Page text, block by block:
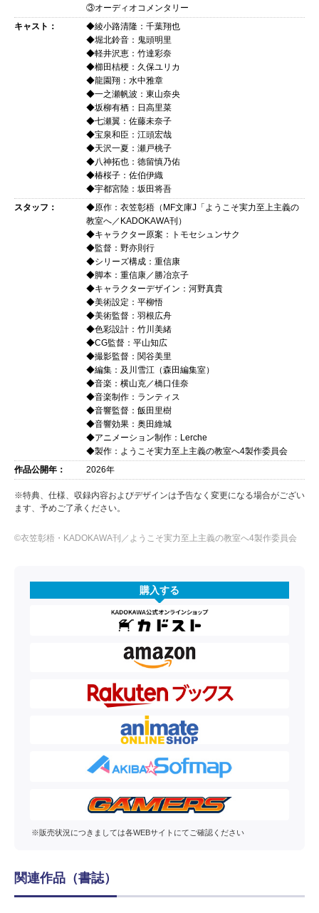
③オーディオコメンタリー
キャスト：
◆綾小路清隆：千葉翔也
◆堀北鈴音：鬼頭明里
◆軽井沢恵：竹達彩奈
◆櫛田桔梗：久保ユリカ
◆龍園翔：水中雅章
◆一之瀬帆波：東山奈央
◆坂柳有栖：日高里菜
◆七瀬翼：佐藤未奈子
◆宝泉和臣：江頭宏哉
◆天沢一夏：瀬戸桃子
◆八神拓也：徳留慎乃佑
◆椿桜子：佐伯伊織
◆宇都宮陸：坂田将吾
スタッフ：
◆原作：衣笠彰梧（MF文庫J「ようこそ実力至上主義の
教室へ／KADOKAWA刊）
◆キャラクター原案：トモセシュンサク
◆監督：野亦則行
◆シリーズ構成：重信康
◆脚本：重信康／勝冶京子
◆キャラクターデザイン：河野真貴
◆美術設定：平柳悟
◆美術監督：羽根広舟
◆色彩設計：竹川美緒
◆CG監督：平山知広
◆撮影監督：関谷美里
◆編集：及川雪江（森田編集室）
◆音楽：横山克／橋口佳奈
◆音楽制作：ランティス
◆音響監督：飯田里樹
◆音響効果：奥田維城
◆アニメーション制作：Lerche
◆製作：ようこそ実力至上主義の教室へ4製作委員会
作品公開年：
2026年
※特典、仕様、収録内容およびデザインは予告なく変更になる場合がござい
ます、予めご了承ください。
©衣笠彰梧・KADOKAWA刊／ようこそ実力至上主義の教室へ4製作委員会
購入する
※販売状況につきましては各WEBサイトにてご確認ください
関連作品（書誌）